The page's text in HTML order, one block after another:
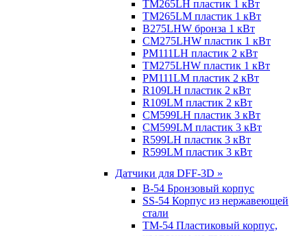
TM265LH пластик 1 кВт
TM265LM пластик 1 кВт
B275LHW бронза 1 кВт
CM275LHW пластик 1 кВт
PM111LH пластик 2 кВт
TM275LHW пластик 1 кВт
PM111LM пластик 2 кВт
R109LH пластик 2 кВт
R109LM пластик 2 кВт
CM599LH пластик 3 кВт
CM599LM пластик 3 кВт
R599LH пластик 3 кВт
R599LM пластик 3 кВт
Датчики для DFF-3D »
B-54 Бронзовый корпус
SS-54 Корпус из нержавеющей
стали
TM-54 Пластиковый корпус,